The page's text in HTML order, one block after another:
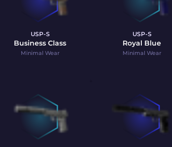
USP-S
Business Class
Minimal Wear
USP-S
Royal Blue
Minimal Wear